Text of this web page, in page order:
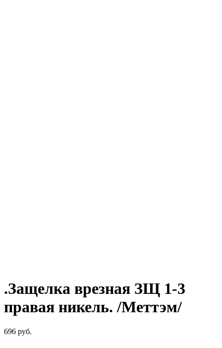
.Защелка врезная ЗЩ 1-3
правая никель. /Меттэм/
696 руб.